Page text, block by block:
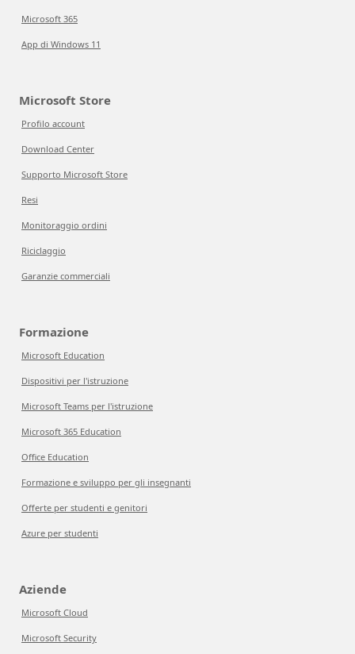
Microsoft 365
App di Windows 11
Microsoft Store
Profilo account
Download Center
Supporto Microsoft Store
Resi
Monitoraggio ordini
Riciclaggio
Garanzie commerciali
Formazione
Microsoft Education
Dispositivi per l'istruzione
Microsoft Teams per l'istruzione
Microsoft 365 Education
Office Education
Formazione e sviluppo per gli insegnanti
Offerte per studenti e genitori
Azure per studenti
Aziende
Microsoft Cloud
Microsoft Security